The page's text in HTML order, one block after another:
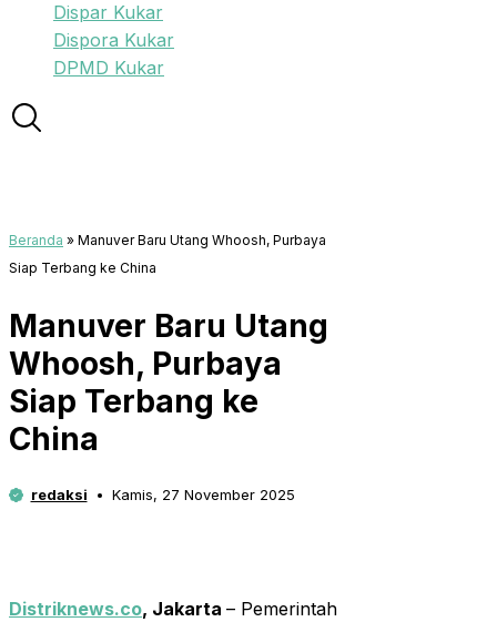
Dispar Kukar
Dispora Kukar
DPMD Kukar
Beranda » Manuver Baru Utang Whoosh, Purbaya
Siap Terbang ke China
Manuver Baru Utang
Whoosh, Purbaya
Siap Terbang ke
China
redaksi Kamis, 27 November 2025
Distriknews.co, Jakarta – Pemerintah